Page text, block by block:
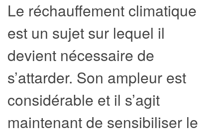
Le réchauffement climatique
est un sujet sur lequel il
devient nécessaire de
s’attarder. Son ampleur est
considérable et il s’agit
maintenant de sensibiliser le